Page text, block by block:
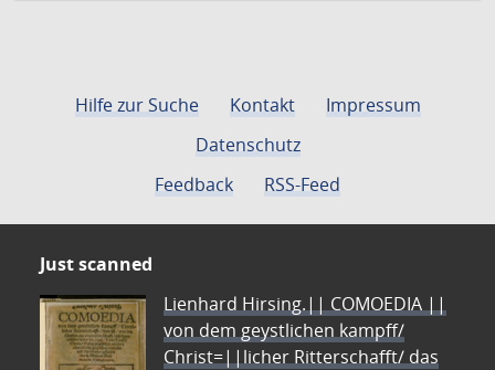
Hilfe zur Suche Kontakt
Impressum
Datenschutz
Feedback
RSS-Feed
Just scanned
Lienhard Hirsing.|| COMOEDIA ||
von dem geystlichen kampff/
Christ=||licher Ritterschafft/ das